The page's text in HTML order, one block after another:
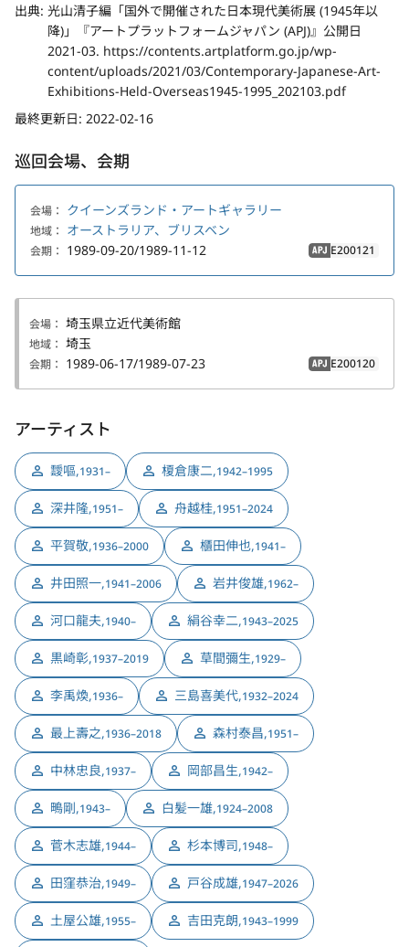
出典: 光山清子編「国外で開催された日本現代美術展 (1945年以
降)」『アートプラットフォームジャパン (APJ)』公開日
2021-03. https://contents.artplatform.go.jp/wp-
content/uploads/2021/03/Contemporary-Japanese-Art-
Exhibitions-Held-Overseas1945-1995_202103.pdf
最終更新日: 2022-02-16
巡回会場、会期
会場： クイーンズランド・アートギャラリー
地域： オーストラリア、ブリスベン
会期： 1989-09-20/1989-11-12 APJ E200121
会場： 埼玉県立近代美術館
地域： 埼玉
会期： 1989-06-17/1989-07-23 APJ E200120
アーティスト
靉嘔,1931– 榎倉康二,1942–1995
深井隆,1951– 舟越桂,1951–2024
平賀敬,1936–2000 櫃田伸也,1941–
井田照一,1941–2006 岩井俊雄,1962–
河口龍夫,1940– 絹谷幸二,1943–2025
黒崎彰,1937–2019 草間彌生,1929–
李禹煥,1936– 三島喜美代,1932–2024
最上壽之,1936–2018 森村泰昌,1951–
中林忠良,1937– 岡部昌生,1942–
鴫剛,1943– 白髪一雄,1924–2008
菅木志雄,1944– 杉本博司,1948–
田窪恭治,1949– 戸谷成雄,1947–2026
土屋公雄,1955– 吉田克朗,1943–1999